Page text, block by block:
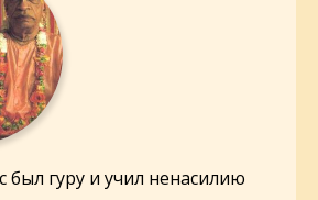
был гуру и учил ненасилию